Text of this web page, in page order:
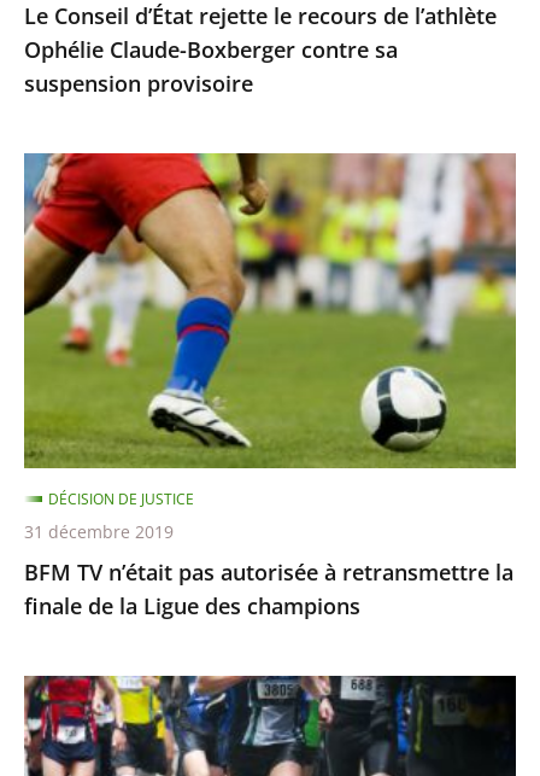
sa
suspension
provisoire
Le Conseil d’État rejette le recours de l’athlète
Ophélie Claude-Boxberger contre sa
suspension provisoire
BFM
TV
n’était
pas
autorisée
retransmettre
la
finale
de
la
Ligue
des
champions
BFM TV n’était pas autorisée à retransmettre la
finale de la Ligue des champions
DÉCISION DE JUSTICE
31 décembre 2019
Suspension
provisoire
de